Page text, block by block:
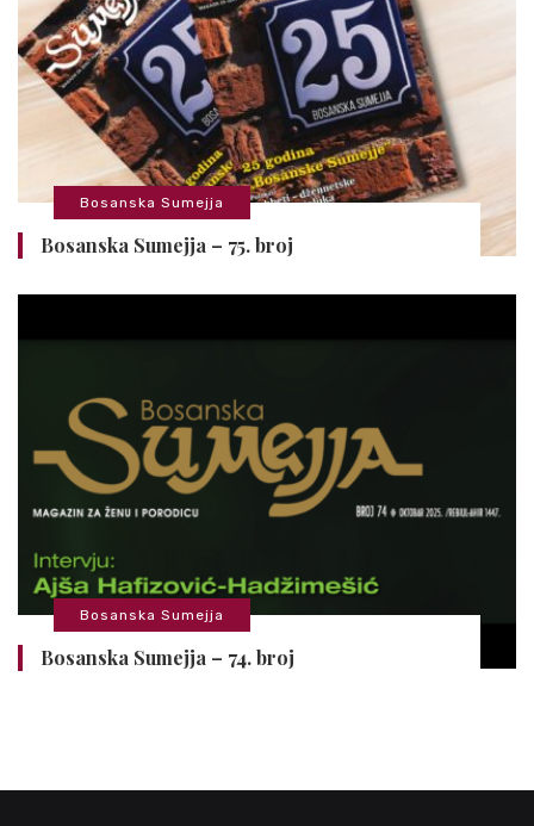
Bosanska Sumejja
Bosanska Sumejja – 75. broj
Bosanska Sumejja
Bosanska Sumejja – 74. broj